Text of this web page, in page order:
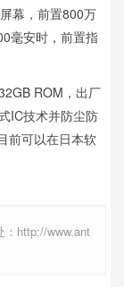
幕，前置800万
毫安时，前置指
ROM，出厂
IC技术并防尘防
前可以在日本软
：http://www.ant